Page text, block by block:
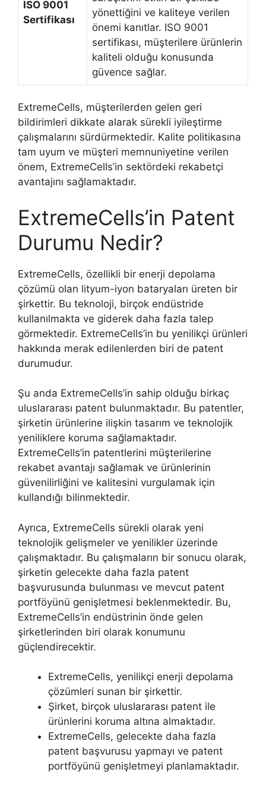
ISO 9001
Sertifikası
yönettiğini ve kaliteye verilen
önemi kanıtlar. ISO 9001
sertifikası, müşterilere ürünlerin
kaliteli olduğu konusunda
güvence sağlar.
ExtremeCells, müşterilerden gelen geri
bildirimleri dikkate alarak sürekli iyileştirme
çalışmalarını sürdürmektedir. Kalite politikasına
tam uyum ve müşteri memnuniyetine verilen
önem, ExtremeCells’in sektördeki rekabetçi
avantajını sağlamaktadır.
ExtremeCells’in Patent
Durumu Nedir?
ExtremeCells, özellikli bir enerji depolama
çözümü olan lityum-iyon bataryaları üreten bir
şirkettir. Bu teknoloji, birçok endüstride
kullanılmakta ve giderek daha fazla talep
görmektedir. ExtremeCells’in bu yenilikçi ürünleri
hakkında merak edilenlerden biri de patent
durumudur.
Şu anda ExtremeCells’in sahip olduğu birkaç
uluslararası patent bulunmaktadır. Bu patentler,
şirketin ürünlerine ilişkin tasarım ve teknolojik
yeniliklere koruma sağlamaktadır.
ExtremeCells’in patentlerini müşterilerine
rekabet avantajı sağlamak ve ürünlerinin
güvenilirliğini ve kalitesini vurgulamak için
kullandığı bilinmektedir.
Ayrıca, ExtremeCells sürekli olarak yeni
teknolojik gelişmeler ve yenilikler üzerinde
çalışmaktadır. Bu çalışmaların bir sonucu olarak,
şirketin gelecekte daha fazla patent
başvurusunda bulunması ve mevcut patent
portföyünü genişletmesi beklenmektedir. Bu,
ExtremeCells’in endüstrinin önde gelen
şirketlerinden biri olarak konumunu
güçlendirecektir.
ExtremeCells, yenilikçi enerji depolama
çözümleri sunan bir şirkettir.
Şirket, birçok uluslararası patent ile
ürünlerini koruma altına almaktadır.
ExtremeCells, gelecekte daha fazla
patent başvurusu yapmayı ve patent
portföyünü genişletmeyi planlamaktadır.